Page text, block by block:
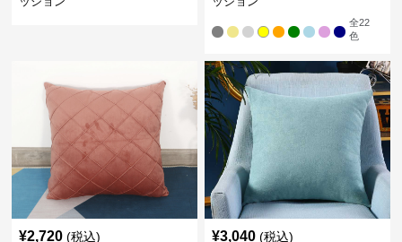
全22
色
¥2,720 (税込) ¥3,040 (税込)